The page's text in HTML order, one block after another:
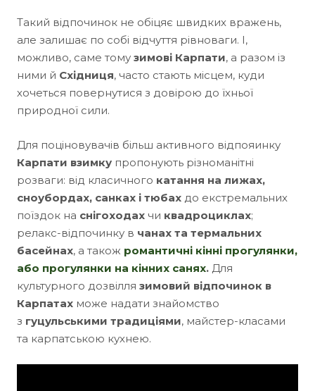
Такий відпочинок не обіцяє швидких вражень,
але залишає по собі відчуття рівноваги. І,
можливо, саме тому зимові Карпати, а разом із
ними й Східниця, часто стають місцем, куди
хочеться повернутися з довірою до їхньої
природної сили.
Для поціновувачів більш активного відпояинку
Карпати взимку пропонують різноманітні
розваги: від класичного катання на лижах,
сноубордах, санках і тюбах до екстремальних
поїздок на снігоходах чи квадроциклах;
релакс-відпочинку в чанах та термальних
басейнах, а також романтичні кінні прогулянки,
або прогулянки на кінних санях. Для
культурного дозвілля зимовий відпочинок в
Карпатах може надати знайомство
з гуцульськими традиціями, майстер-класами
та карпатською кухнею.